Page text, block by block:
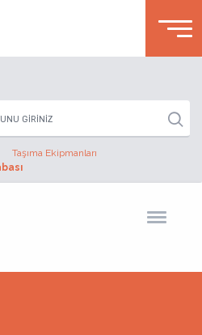
Taşıma Ekipmanları